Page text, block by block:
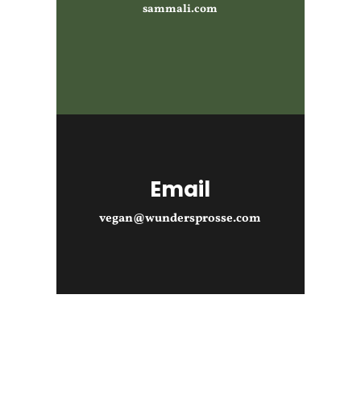
sammali.com
Email
vegan@wundersprosse.com